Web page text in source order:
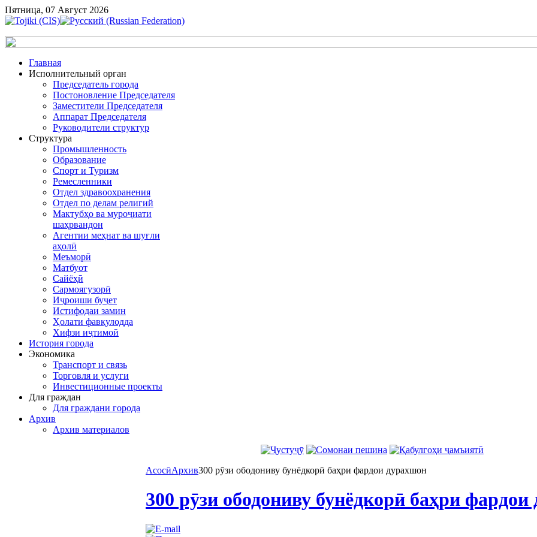
Пятница, 07 Август 2026
Главная
Исполнительный орган
Председатель города
Постоновление Председателя
Заместители Председателя
Аппарат Председателя
Руководители структур
Структура
Промышленность
Образование
Спорт и Туризм
Ремесленники
Отдел здравоохранения
Отдел по делам религий
Мактубҳо ва муроҷиати
шаҳрвандон
Агентии меҳнат ва шуғли
аҳолӣ
Меъморӣ
Матбуот
Сайёҳӣ
Сармоягузорӣ
Иҷроиши буҷет
Истифодаи замин
Ҳолати фавқулодда
Хифзи иҷтимоӣ
История города
Экономика
Транспорт и связь
Торговля и услуги
Инвестиционные проекты
Для граждан
Для граждани города
Архив
Архив материалов
АсосӣАрхив300 рӯзи ободониву бунёдкорӣ баҳри фардои дурахшон
300 рӯзи ободониву бунёдкорӣ баҳри